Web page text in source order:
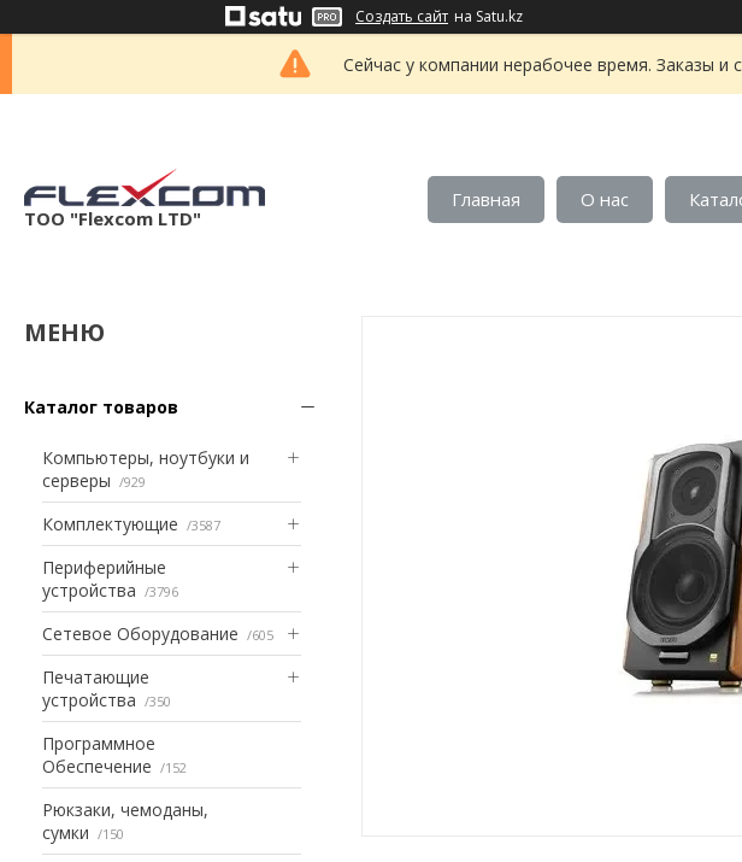
Создать сайт на Satu.kz
Сейчас у компании нерабочее время. Заказы
ТОО "Flexcom LTD"
Главная О нас
Каталог товаров
Компьютеры, ноутбуки и
серверы
929
Комплектующие 3587
Периферийные
устройства
3796
Сетевое Оборудование 605
Печатающие
устройства
350
Программное
Обеспечение
152
Рюкзаки, чемоданы,
сумки
150